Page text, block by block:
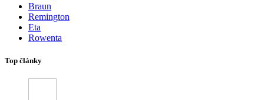
Braun
Remington
Eta
Rowenta
Top články